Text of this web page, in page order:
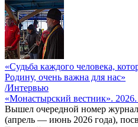
«Судьба каждого человека,
Родину, очень важна для нас»
/Интервью
«Монастырский вестник».
Вышел очередной номер
(апрель — июнь 2026 года),